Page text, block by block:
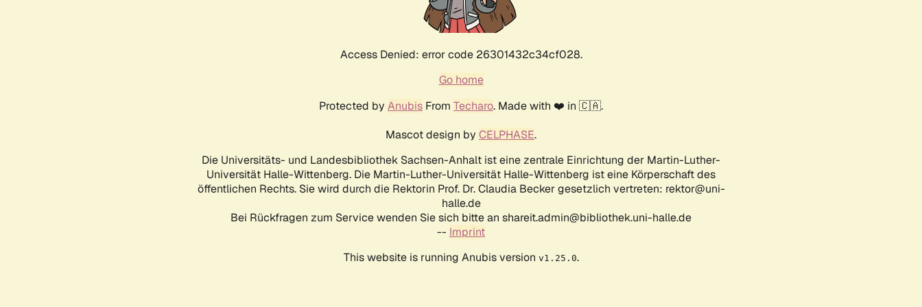
Access Denied: error code 26301432c34cf028.
Go home
Protected by Anubis From Techaro. Made with ❤️ in 🇨🇦.
Mascot design by CELPHASE.
Die Universitäts- und Landesbibliothek Sachsen-Anhalt ist eine zentrale Einrichtung der Martin-Luther-
Universität Halle-Wittenberg. Die Martin-Luther-Universität Halle-Wittenberg ist eine Körperschaft des
öffentlichen Rechts. Sie wird durch die Rektorin Prof. Dr. Claudia Becker gesetzlich vertreten: rektor@uni-
halle.de
Bei Rückfragen zum Service wenden Sie sich bitte an shareit.admin@bibliothek.uni-halle.de
-- Imprint
This website is running Anubis version v1.25.0.